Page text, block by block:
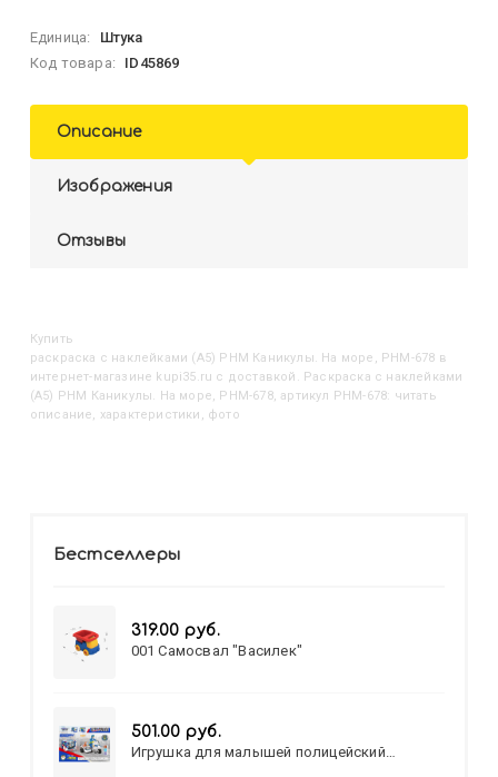
Единица:
Штука
Код товара:
ID45869
Описание
Изображения
Отзывы
Купить
Раскраска с наклейками (А5) РНМ Каникулы. На море, РНМ-678 в
интернет-магазине kupi35.ru с доставкой. Раскраска с наклейками
(А5) РНМ Каникулы. На море, РНМ-678, артикул РНМ-678: читать
описание, характеристики, фото
Бестселлеры
319.00 руб.
001 Самосвал "Василек"
501.00 руб.
Игрушка для малышей полицейский